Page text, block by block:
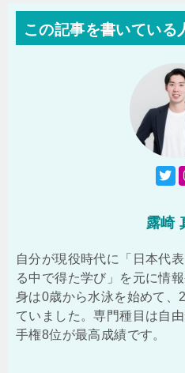
この記事を書いている
露崎
自分が現役時代に「日本代
る中で得た学び」を元に情
身は0歳から水泳を始めて、
ていました。専門種目は自
手権8位が最高成績です。